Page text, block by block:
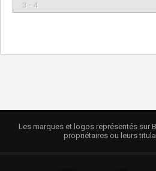
3 - 4
Les marques et logos représentés sur
propriétaires ou leurs